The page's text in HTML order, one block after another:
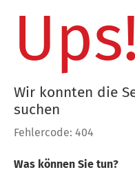
Ups!
Wir konnten die
suchen
Fehlercode: 404
Was können Sie tun?